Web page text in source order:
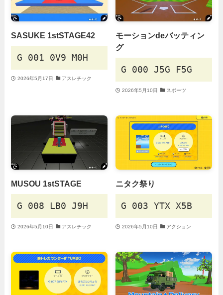
SASUKE 1stSTAGE42
G 001 0V9 M0H
2026年5月17日 アスレチック
モーションdeバッティン
グ
G 000 J5G F5G
2026年5月10日 スポーツ
MUSOU 1stSTAGE
G 008 LB0 J9H
2026年5月10日 アスレチック
ニタク祭り
G 003 YTX X5B
2026年5月10日 アクション